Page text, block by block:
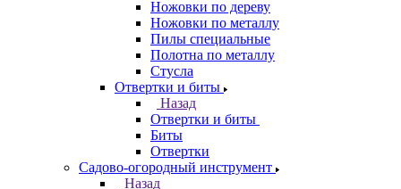
Ножовки по дереву
Ножовки по металлу
Пилы специальные
Полотна по металлу
Стусла
Отвертки и биты
Назад
Отвертки и биты
Биты
Отвертки
Садово-огородный инструмент
Назад